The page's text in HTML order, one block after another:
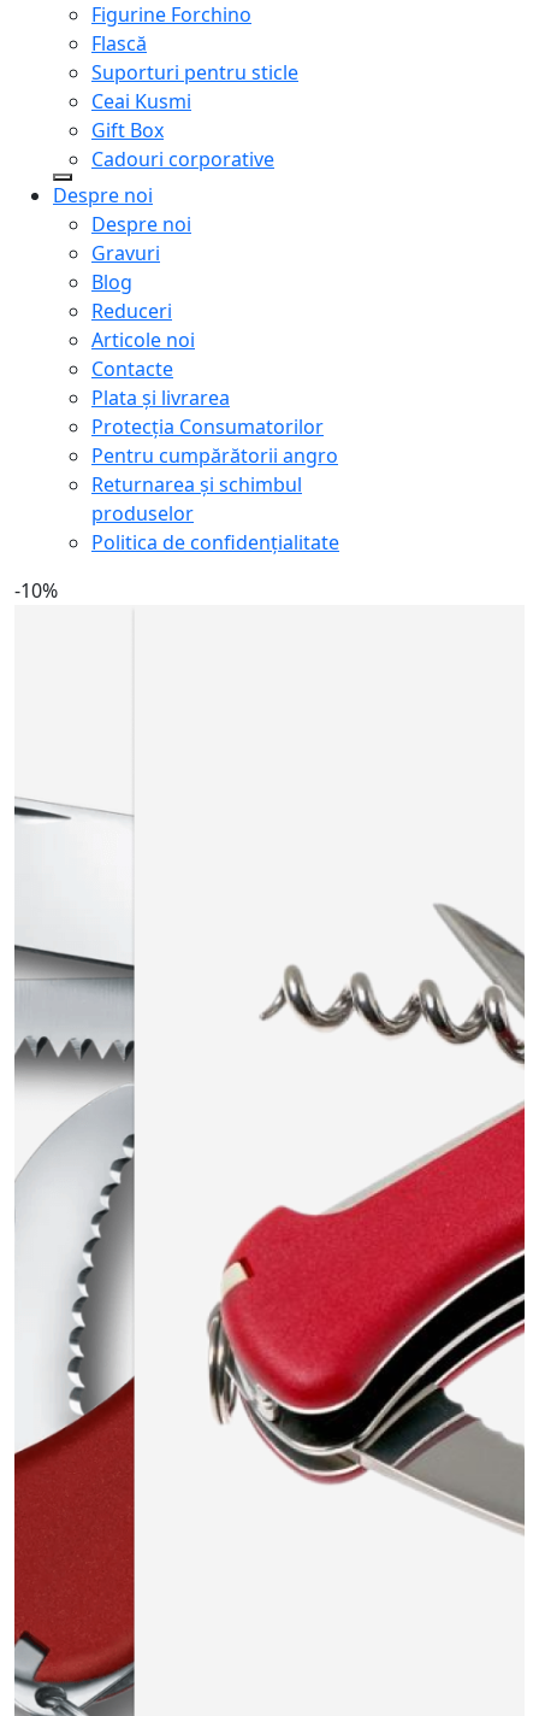
Figurine Forchino
Flască
Suporturi pentru sticle
Ceai Kusmi
Gift Box
Cadouri corporative
Despre noi
Despre noi
Gravuri
Blog
Reduceri
Articole noi
Contacte
Plata și livrarea
Protecţia Consumatorilor
Pentru cumpărătorii angro
Returnarea și schimbul
produselor
Politica de confidențialitate
-10%